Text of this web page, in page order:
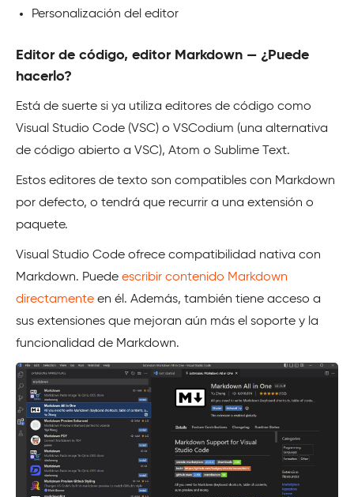
Personalización del editor
Editor de código, editor Markdown — ¿Puede
hacerlo?
Está de suerte si ya utiliza editores de código como
Visual Studio Code (VSC) o VSCodium (una alternativa
de código abierto a VSC), Atom o Sublime Text.
Estos editores de texto son compatibles con Markdown
por defecto, o tendrá que recurrir a una extensión o
paquete.
Visual Studio Code ofrece compatibilidad nativa con
Markdown. Puede escribir contenido Markdown
directamente en él. Además, también tiene acceso a
sus extensiones que mejoran aún más el soporte y la
funcionalidad de Markdown.